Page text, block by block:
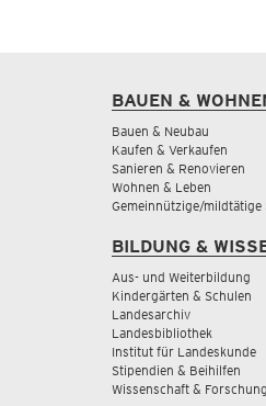
BAUEN &
Bauen & Neubau
Kaufen & Verkaufen
Sanieren & Renovieren
Wohnen & Leben
Gemeinnützige/mildtätige
BILDUNG &
Aus- und Weiterbildung
Kindergärten & Schulen
Landesarchiv
Landesbibliothek
Institut für Landeskunde
Stipendien & Beihilfen
Wissenschaft & Forschung